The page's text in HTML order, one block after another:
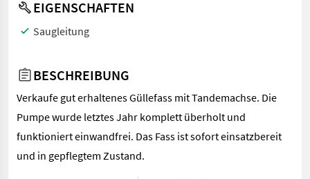
EIGENSCHAFTEN
Saugleitung
BESCHREIBUNG
Verkaufe gut erhaltenes Güllefass mit Tandemachse. Die
Pumpe wurde letztes Jahr komplett überholt und
funktioniert einwandfrei. Das Fass ist sofort einsatzbereit
und in gepflegtem Zustand.